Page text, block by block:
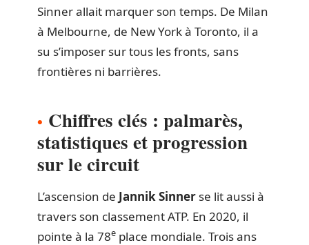
Sinner allait marquer son temps. De Milan
à Melbourne, de New York à Toronto, il a
su s’imposer sur tous les fronts, sans
frontières ni barrières.
Chiffres clés : palmarès,
statistiques et progression
sur le circuit
L’ascension de Jannik Sinner se lit aussi à
travers son classement ATP. En 2020, il
pointe à la 78e place mondiale. Trois ans